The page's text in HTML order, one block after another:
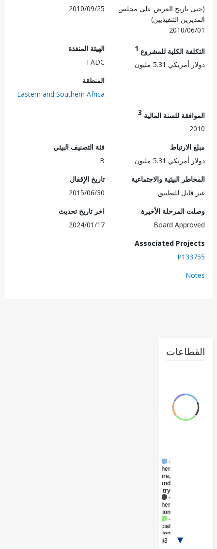
تاريخ العرض على مجلس
التنفيذيين)
2010/
2010/09/25
الكلية للمشروع1
5.31 مليون
الهيئة المنفذة
Eastern and Southern Africa
للسنة المالية3
5.31 مليون
فئة التصنيف البيئي
البيئية والاجتماعية
للتطبيق
تاريخ الإقفال
2015/06/30
المرحلة الأخيرة
Board
اخر تاريخ تحديث
2024/01/17
Associated
Agriculture,
Fishing and
Education
Protection
FY17 -